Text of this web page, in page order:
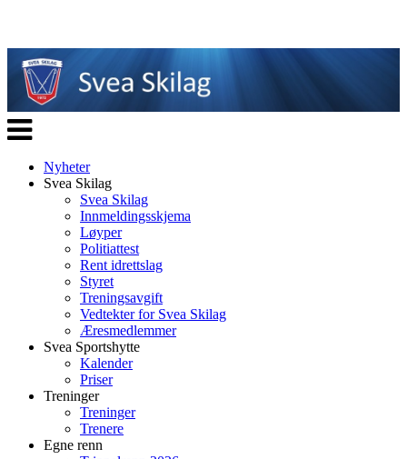
Veksle
navigasjon
Nyheter
Svea Skilag
Svea Skilag
Innmeldingsskjema
Løyper
Politiattest
Rent idrettslag
Styret
Treningsavgift
Vedtekter for Svea Skilag
Æresmedlemmer
Svea Sportshytte
Kalender
Priser
Treninger
Treninger
Trenere
Egne renn